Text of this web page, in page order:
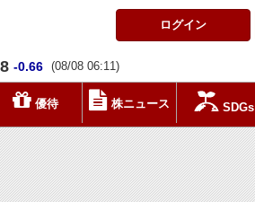
ログイン
-0.66 (08/08 06:11)
優待 株ニュース SDGs